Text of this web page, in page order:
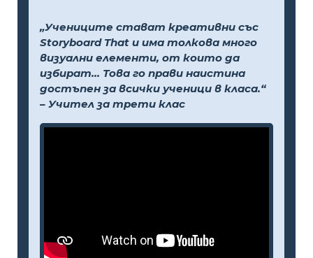
„Учениците стават креативни със
Storyboard That и има толкова много
визуални елементи, от които да
избират... Това го прави наистина
достъпен за всички ученици в класа.“
– Учител за трети клас